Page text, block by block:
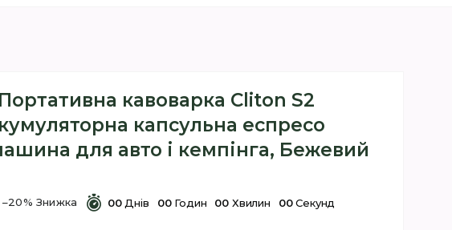
Портативна кавоварка Cliton S2
капсульна еспресо
для авто і кемпінга, Бежевий
–20% 00 Днів 00 Годин 00 Хвилин 00 Секунд